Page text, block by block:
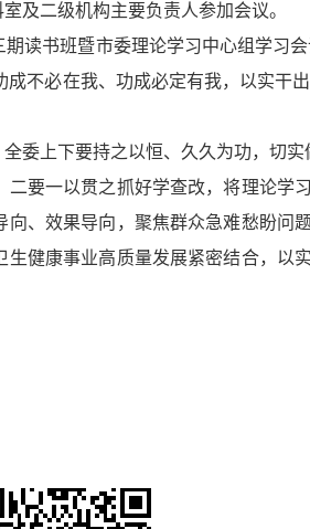
及二级机构主要负责人参加会议。
读书班暨市委理论学习中心组学习
成不必在我、功成必定有我，以实干
委上下要持之以恒、久久为功，切实
要一以贯之抓好学查改，将理论学
、效果导向，聚焦群众急难愁盼问
健康事业高质量发展紧密结合，以